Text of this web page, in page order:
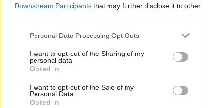
Downstream Participants that may further disclose it to other
Please note that this website/app uses one or more Google
not limited to your visit or usage behaviour. You may click to
grant or deny consent to Google and its third-party tags to
use your data for below specified purposes in below Google
consent section.
Personal Data Processing Opt Outs
I want to opt-out of the Sharing of my
personal data.
Opted In
I want to opt-out of the Sale of my
Personal Data.
Opted In
kórházba került. Mindenki úgy gondolta, hogy a pár talán
soha többé nem láthatja egymást a különböző korlátozások
miatt, amelyek a pozitív teszteléssel jártak.
Az együtt töltött évtizedek után nehéz volt a párnak külön-
külön maradnia. Nem tudták, hogy a sors megengedi-e nekik,
hogy újra együtt legyenek.